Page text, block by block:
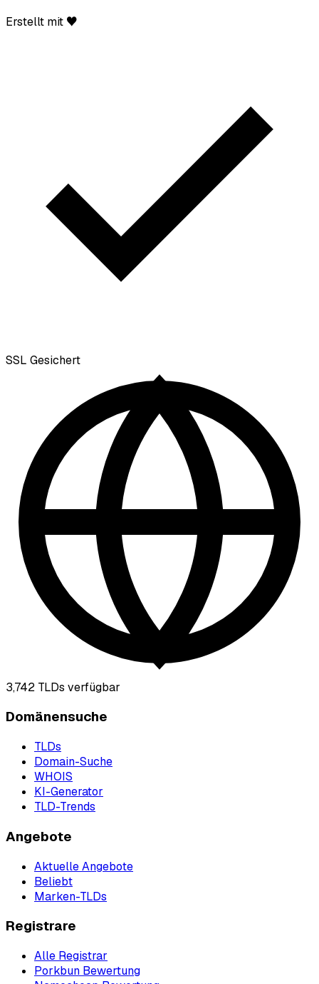
Erstellt mit ♥
SSL Gesichert
3,742 TLDs verfügbar
Domänensuche
TLDs
Domain-Suche
WHOIS
KI-Generator
TLD-Trends
Angebote
Aktuelle Angebote
Beliebt
Marken-TLDs
Registrare
Alle Registrar
Porkbun Bewertung